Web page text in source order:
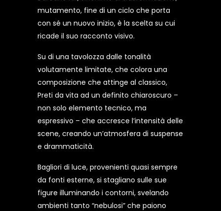
mutamento, fine di un ciclo che porta
con sé un nuovo inizio, è la scelta su cui
ricade il suo racconto visivo.
Su di una tavolozza dalle tonalità
volutamente limitate, che colora una
composizione che attinge al classico,
Preti da vita ad un definito chiaroscuro –
non solo elemento tecnico, ma
espressivo – che accresce l’intensità delle
scene, creando un’atmosfera di suspense
e drammaticità.
Bagliori di luce, provenienti quasi sempre
da fonti esterne, si stagliano sulle sue
figure illuminando i contorni, svelando
ambienti tanto “nebulosi” che paiono